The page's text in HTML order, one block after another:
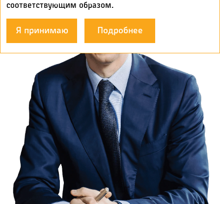
соответствующим образом.
Я принимаю Подробнее